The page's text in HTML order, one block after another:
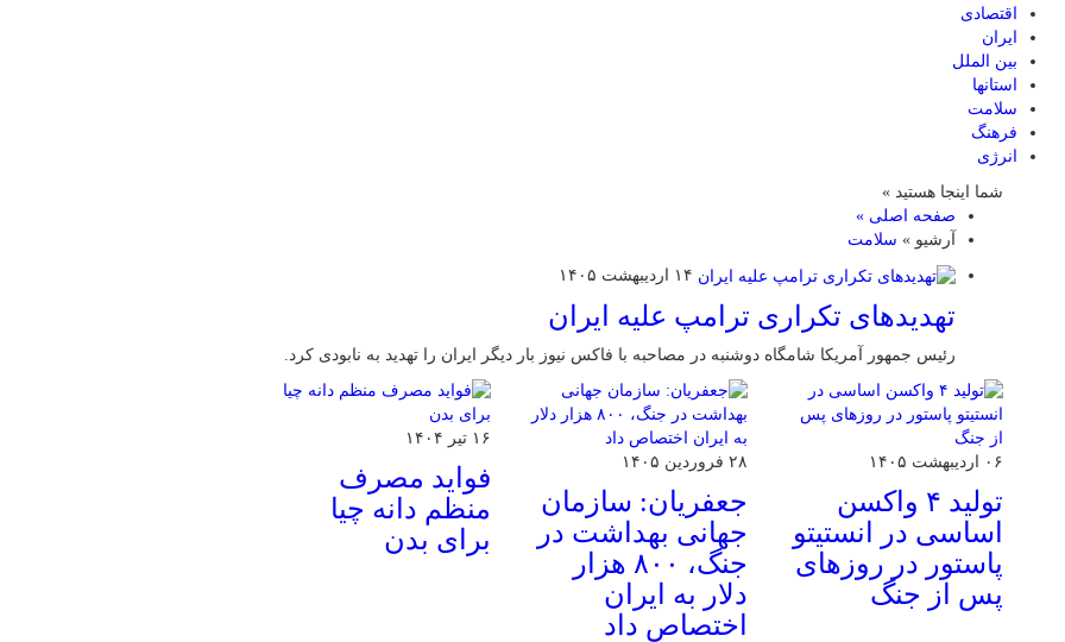
اقتصادی
ایران
بین الملل
استانها
سلامت
فرهنگ
انرژی
شما اینجا هستید »
صفحه اصلی »
آرشیو » سلامت
۱۴ اردیبهشت ۱۴۰۵
تهدیدهای تکراری ترامپ علیه ایران
رئیس جمهور آمریکا شامگاه دوشنبه در مصاحبه با فاکس نیوز بار دیگر ایران را تهدید به نابودی کرد.
۰۶ اردیبهشت ۱۴۰۵
تولید ۴ واکسن
اساسی در انستیتو
پاستور در روزهای
پس از جنگ
۲۸ فروردین ۱۴۰۵
جعفریان: سازمان
جهانی بهداشت در
جنگ، ۸۰۰ هزار
دلار به ایران
اختصاص داد
۱۶ تیر ۱۴۰۴
فواید مصرف
منظم دانه چیا
برای بدن